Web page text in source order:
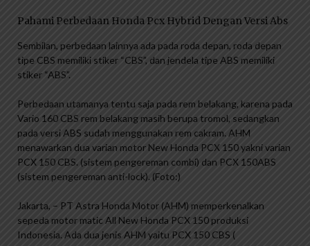
Pahami Perbedaan Honda Pcx Hybrid Dengan Versi Abs
Sembilan, perbedaan lainnya ada pada roda depan, roda depan
tipe CBS memiliki stiker “CBS”, dan jendela tipe ABS memiliki
stiker “ABS”.
Perbedaan utamanya tentu saja pada rem belakang, karena pada
Vario 160 CBS rem belakang masih berupa tromol, sedangkan
pada versi ABS sudah menggunakan rem cakram. AHM
menawarkan dua varian motor New Honda PCX 150 yakni varian
PCX 150 CBS. (sistem pengereman combi) dan PCX 150ABS
(sistem pengereman anti-lock). (Foto:)
Jakarta, – PT Astra Honda Motor (AHM) memperkenalkan
sepeda motor matic All New Honda PCX 150 produksi
Indonesia. Ada dua jenis AHM yaitu PCX 150 CBS (